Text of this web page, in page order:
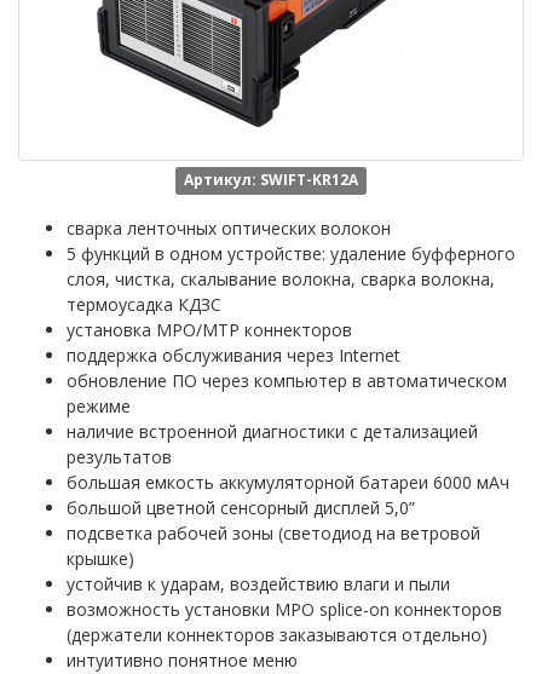
Артикул: SWIFT-KR12A
сварка ленточных оптических волокон
5 функций в одном устройстве: удаление буфферного
слоя, чистка, скалывание волокна, сварка волокна,
термоусадка КДЗС
установка MPO/MTP коннекторов
поддержка обслуживания через Internet
обновление ПО через компьютер в автоматическом
режиме
наличие встроенной диагностики с детализацией
результатов
большая емкость аккумуляторной батареи 6000 мАч
большой цветной сенсорный дисплей 5,0”
подсветка рабочей зоны (светодиод на ветровой
крышке)
устойчив к ударам, воздействию влаги и пыли
возможность установки MPO splice-on коннекторов
(держатели коннекторов заказываются отдельно)
интуитивно понятное меню